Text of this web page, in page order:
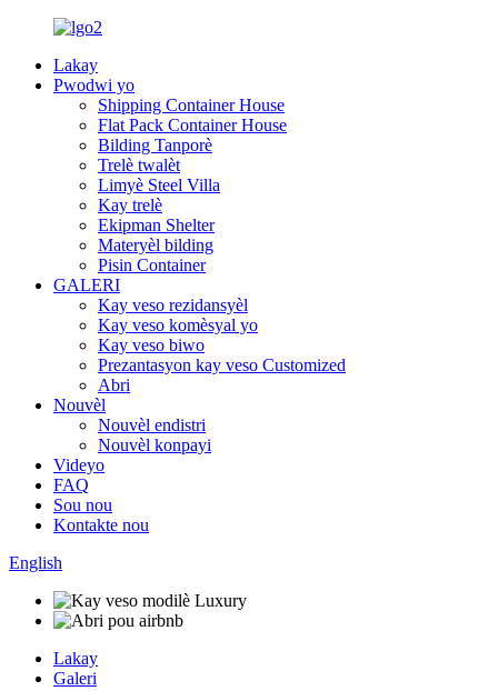
Lakay
Pwodwi yo
Shipping Container House
Flat Pack Container House
Bilding Tanporè
Trelè twalèt
Limyè Steel Villa
Kay trelè
Ekipman Shelter
Materyèl bilding
Pisin Container
GALERI
Kay veso rezidansyèl
Kay veso komèsyal yo
Kay veso biwo
Prezantasyon kay veso Customized
Abri
Nouvèl
Nouvèl endistri
Nouvèl konpayi
Videyo
FAQ
Sou nou
Kontakte nou
English
Lakay
Galeri